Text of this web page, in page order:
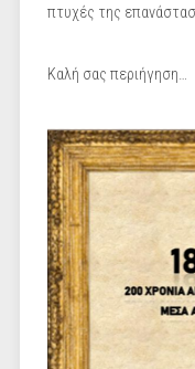
πτυχές της
Καλή σας περιήγηση…